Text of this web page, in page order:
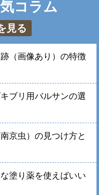
コラム
見る
（画像あり）の特徴
ブリ用バルサンの選
京虫）の見つけ方と
塗り薬を使えばいい